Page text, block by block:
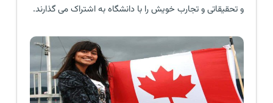
و تحقیقاتی و تجارب خویش را با دانشگاه به اشتراک می گذارند.